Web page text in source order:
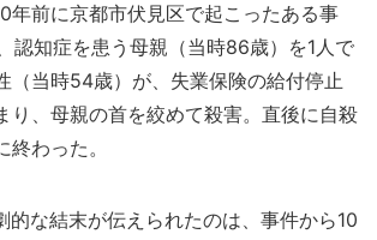
年前に京都市伏見区で起こったある事
認知症を患う母親（当時86歳）を1人で
（当時54歳）が、失業保険の給付停止
り、母親の首を絞めて殺害。直後に自殺
わった。
な結末が伝えられたのは、事件から10